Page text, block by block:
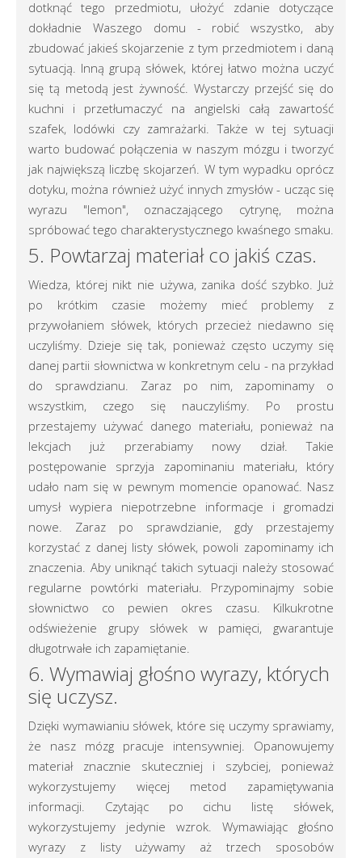
dotknąć tego przedmiotu, ułożyć zdanie dotyczące
dokładnie Waszego domu - robić wszystko, aby
zbudować jakieś skojarzenie z tym przedmiotem i daną
sytuacją. Inną grupą słówek, której łatwo można uczyć
się tą metodą jest żywność. Wystarczy przejść się do
kuchni i przetłumaczyć na angielski całą zawartość
szafek, lodówki czy zamrażarki. Także w tej sytuacji
warto budować połączenia w naszym mózgu i tworzyć
jak największą liczbę skojarzeń. W tym wypadku oprócz
dotyku, można również użyć innych zmysłów - ucząc się
wyrazu "lemon", oznaczającego cytrynę, można
spróbować tego charakterystycznego kwaśnego smaku.
5. Powtarzaj materiał co jakiś czas.
Wiedza, której nikt nie używa, zanika dość szybko. Już
po krótkim czasie możemy mieć problemy z
przywołaniem słówek, których przecież niedawno się
uczyliśmy. Dzieje się tak, ponieważ często uczymy się
danej partii słownictwa w konkretnym celu - na przykład
do sprawdzianu. Zaraz po nim, zapominamy o
wszystkim, czego się nauczyliśmy. Po prostu
przestajemy używać danego materiału, ponieważ na
lekcjach już przerabiamy nowy dział. Takie
postępowanie sprzyja zapominaniu materiału, który
udało nam się w pewnym momencie opanować. Nasz
umysł wypiera niepotrzebne informacje i gromadzi
nowe. Zaraz po sprawdzianie, gdy przestajemy
korzystać z danej listy słówek, powoli zapominamy ich
znaczenia. Aby uniknąć takich sytuacji należy stosować
regularne powtórki materiału. Przypominajmy sobie
słownictwo co pewien okres czasu. Kilkukrotne
odświeżenie grupy słówek w pamięci, gwarantuje
długotrwałe ich zapamiętanie.
6. Wymawiaj głośno wyrazy, których
się uczysz.
Dzięki wymawianiu słówek, które się uczymy sprawiamy,
że nasz mózg pracuje intensywniej. Opanowujemy
materiał znacznie skuteczniej i szybciej, ponieważ
wykorzystujemy więcej metod zapamiętywania
informacji. Czytając po cichu listę słówek,
wykorzystujemy jedynie wzrok. Wymawiając głośno
wyrazy z listy używamy aż trzech sposobów